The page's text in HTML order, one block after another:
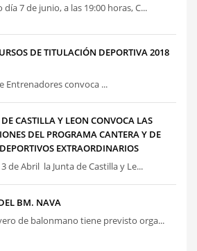
día 7 de junio, a las 19:00 horas, C...
DE TITULACIÓN DEPORTIVA 2018
Entrenadores convoca ...
CASTILLA Y LEON CONVOCA LAS
DEL PROGRAMA CANTERA Y DE
EXTRAORDINARIOS
de Abril la Junta de Castilla y Le...
BM. NAVA
de balonmano tiene previsto orga...